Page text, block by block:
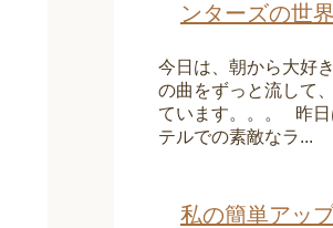
ンターズの世
今日は、朝から大好
の曲をずっと流して
ています。。。 昨
テルでの素敵なラ...
私の簡単アッ